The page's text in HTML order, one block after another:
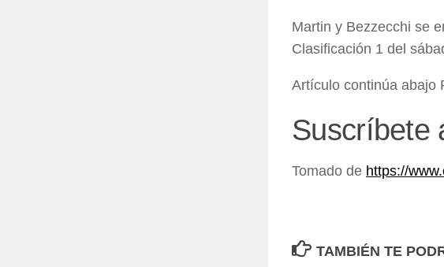
Martin y Bezzecchi se
Clasificación 1 del
Artículo continúa abajo
Suscríbete
Tomado de https://
TAMBIÉN TE